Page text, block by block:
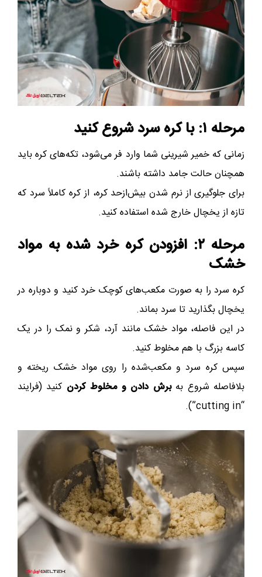
مرحله ۱: با کره سرد شروع کنید
زمانی که خمیر شیرینی شما وارد فر می‌شود، تکه‌های کره باید
همچنان حالت جامد داشته باشند.
برای جلوگیری از نرم شدن بیش‌از‌حد کره، از کره کاملاً سرد که
تازه از یخچال خارج شده استفاده کنید.
مرحله ۲: افزودن کره خرد شده به مواد
خشک
کره سرد را به صورت مکعب‌های کوچک خرد کنید و دوباره در
یخچال بگذارید تا سرد بماند.
در این فاصله، مواد خشک مانند آرد، شکر و نمک را در یک
کاسه بزرگ با هم مخلوط کنید.
سپس کره سرد و مکعب‌شده را روی مواد خشک ریخته و
بلافاصله شروع بهبرش دادن و مخلوط کردن کنید (فرایند
“cutting in”).